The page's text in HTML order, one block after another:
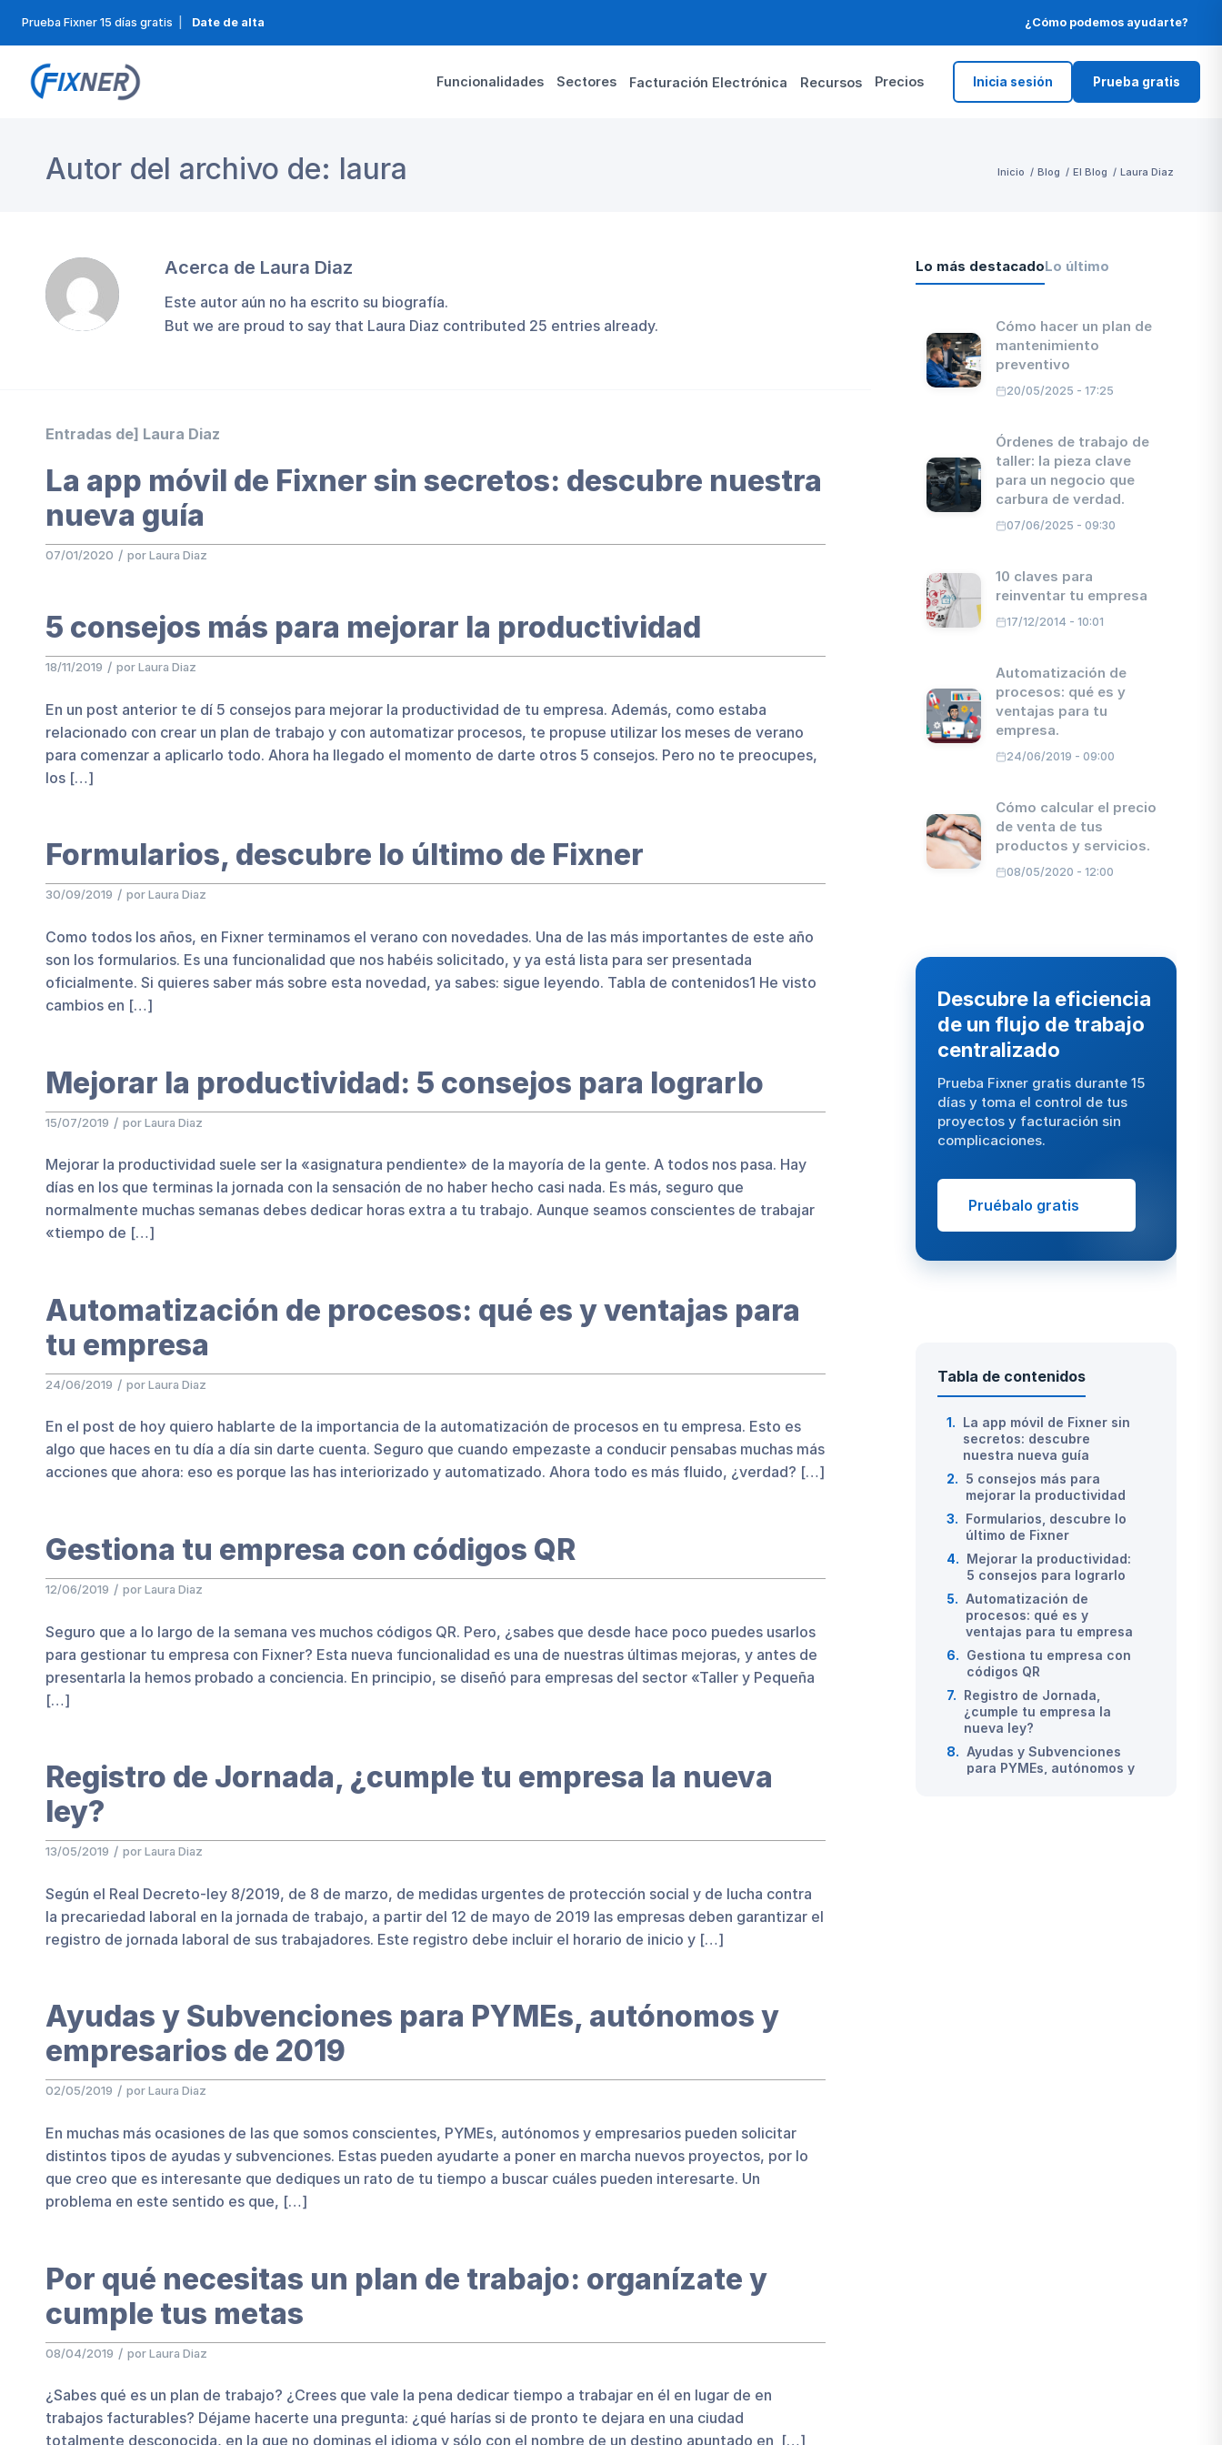
Prueba Fixner 15 días gratis Date de alta ¿Cómo podemos ayudarte?
Funcionalidades Sectores Facturación Electrónica Recursos Precios Inicia sesión Prueba gratis
Autor del archivo de: laura Inicio / Blog / El Blog / Laura Diaz
Acerca de Laura Diaz
Este autor aún no ha escrito su biografía.
But we are proud to say that Laura Diaz contributed 25 entries already.
Entradas de] Laura Diaz
La app móvil de Fixner sin secretos: descubre nuestra
nueva guía
07/01/2020 / porLaura Diaz
5 consejos más para mejorar la productividad
18/11/2019 / porLaura Diaz
En un post anterior te dí 5 consejos para mejorar la productividad de tu empresa. Además, como estaba
relacionado con crear un plan de trabajo y con automatizar procesos, te propuse utilizar los meses de verano
para comenzar a aplicarlo todo. Ahora ha llegado el momento de darte otros 5 consejos. Pero no te preocupes,
los […]
Formularios, descubre lo último de Fixner
30/09/2019 / porLaura Diaz
Como todos los años, en Fixner terminamos el verano con novedades. Una de las más importantes de este año
son los formularios. Es una funcionalidad que nos habéis solicitado, y ya está lista para ser presentada
oficialmente. Si quieres saber más sobre esta novedad, ya sabes: sigue leyendo. Tabla de contenidos1 He visto
cambios en […]
Mejorar la productividad: 5 consejos para lograrlo
15/07/2019 / porLaura Diaz
Mejorar la productividad suele ser la «asignatura pendiente» de la mayoría de la gente. A todos nos pasa. Hay
días en los que terminas la jornada con la sensación de no haber hecho casi nada. Es más, seguro que
normalmente muchas semanas debes dedicar horas extra a tu trabajo. Aunque seamos conscientes de trabajar
«tiempo de […]
Automatización de procesos: qué es y ventajas para
tu empresa
24/06/2019 / porLaura Diaz
En el post de hoy quiero hablarte de la importancia de la automatización de procesos en tu empresa. Esto es
algo que haces en tu día a día sin darte cuenta. Seguro que cuando empezaste a conducir pensabas muchas más
acciones que ahora: eso es porque las has interiorizado y automatizado. Ahora todo es más fluido, ¿verdad? […]
Gestiona tu empresa con códigos QR
12/06/2019 / porLaura Diaz
Seguro que a lo largo de la semana ves muchos códigos QR. Pero, ¿sabes que desde hace poco puedes usarlos
para gestionar tu empresa con Fixner? Esta nueva funcionalidad es una de nuestras últimas mejoras, y antes de
presentarla la hemos probado a conciencia. En principio, se diseñó para empresas del sector «Taller y Pequeña
[…]
Registro de Jornada, ¿cumple tu empresa la nueva
ley?
13/05/2019 / porLaura Diaz
Según el Real Decreto-ley 8/2019, de 8 de marzo, de medidas urgentes de protección social y de lucha contra
la precariedad laboral en la jornada de trabajo, a partir del 12 de mayo de 2019 las empresas deben garantizar el
registro de jornada laboral de sus trabajadores. Este registro debe incluir el horario de inicio y […]
Ayudas y Subvenciones para PYMEs, autónomos y
empresarios de 2019
02/05/2019 / porLaura Diaz
En muchas más ocasiones de las que somos conscientes, PYMEs, autónomos y empresarios pueden solicitar
distintos tipos de ayudas y subvenciones. Estas pueden ayudarte a poner en marcha nuevos proyectos, por lo
que creo que es interesante que dediques un rato de tu tiempo a buscar cuáles pueden interesarte. Un
problema en este sentido es que, […]
Por qué necesitas un plan de trabajo: organízate y
cumple tus metas
08/04/2019 / porLaura Diaz
¿Sabes qué es un plan de trabajo? ¿Crees que vale la pena dedicar tiempo a trabajar en él en lugar de en
trabajos facturables? Déjame hacerte una pregunta: ¿qué harías si de pronto te dejara en una ciudad
totalmente desconocida, en la que no dominas el idioma y sólo con el nombre de un destino apuntado en […]
Lo más destacadoLo último
Cómo hacer un plan de
mantenimiento
preventivo
20/05/2025 - 17:25
Órdenes de trabajo de
taller: la pieza clave
para un negocio que
carbura de verdad.
07/06/2025 - 09:30
10 claves para
reinventar tu empresa
17/12/2014 - 10:01
Automatización de
procesos: qué es y
ventajas para tu
empresa.
24/06/2019 - 09:00
Cómo calcular el precio
de venta de tus
productos y servicios.
08/05/2020 - 12:00
Descubre la eficiencia
de un flujo de trabajo
centralizado
Prueba Fixner gratis durante 15
días y toma el control de tus
proyectos y facturación sin
complicaciones.
Pruébalo gratis
Tabla de contenidos
1. La app móvil de Fixner sin
secretos: descubre
nuestra nueva guía
2. 5 consejos más para
mejorar la productividad
3. Formularios, descubre lo
último de Fixner
4. Mejorar la productividad:
5 consejos para lograrlo
5. Automatización de
procesos: qué es y
ventajas para tu empresa
6. Gestiona tu empresa con
códigos QR
7. Registro de Jornada,
¿cumple tu empresa la
nueva ley?
8. Ayudas y Subvenciones
para PYMEs, autónomos y